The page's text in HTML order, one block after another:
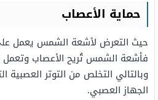
حماية الأعصاب
حيث التعرض لأشعة الشمس يعمل
فأشعة الشمس تُريح الأعصاب وتعمل
وبالتالي التخلص من التوتر العصبية
الجهاز العصبي.